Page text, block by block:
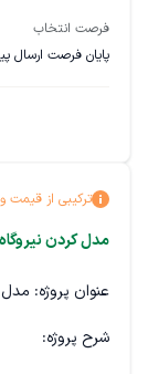
روشنایی یا
یه متخصص که
کاملا
فرصت انتخاب
پایان فرصت ارسال
ترکیبی از قیمت
مدل کردن
عنوان پروژه: مدل
شرح پروژه: